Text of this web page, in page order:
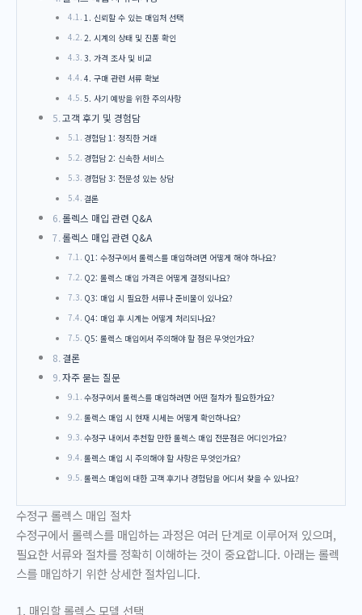
1. 신뢰할 수 있는 매입처 선택
2. 시계의 상태 및 진품 확인
3. 가격 조사 및 비교
4. 구매 관련 서류 확보
5. 사기 예방을 위한 주의사항
고객 후기 및 경험담
경험담 1: 정직한 거래
경험담 2: 신속한 서비스
경험담 3: 전문성 있는 상담
결론
롤렉스 매입 관련 Q&A
롤렉스 매입 관련 Q&A
Q1: 수정구에서 롤렉스를 매입하려면 어떻게 해야 하나요?
Q2: 롤렉스 매입 가격은 어떻게 결정되나요?
Q3: 매입 시 필요한 서류나 준비물이 있나요?
Q4: 매입 후 시계는 어떻게 처리되나요?
Q5: 롤렉스 매입에서 주의해야 할 점은 무엇인가요?
결론
자주 묻는 질문
수정구에서 롤렉스를 매입하려면 어떤 절차가 필요한가요?
롤렉스 매입 시 현재 시세는 어떻게 확인하나요?
수정구 내에서 추천할 만한 롤렉스 매입 전문점은 어디인가요?
롤렉스 매입 시 주의해야 할 사항은 무엇인가요?
롤렉스 매입에 대한 고객 후기나 경험담을 어디서 찾을 수 있나요?
수정구 롤렉스 매입 절차
수정구에서 롤렉스를 매입하는 과정은 여러 단계로 이루어져 있으며,
필요한 서류와 절차를 정확히 이해하는 것이 중요합니다. 아래는 롤렉
스를 매입하기 위한 상세한 절차입니다.
1. 매입할 롤렉스 모델 선택